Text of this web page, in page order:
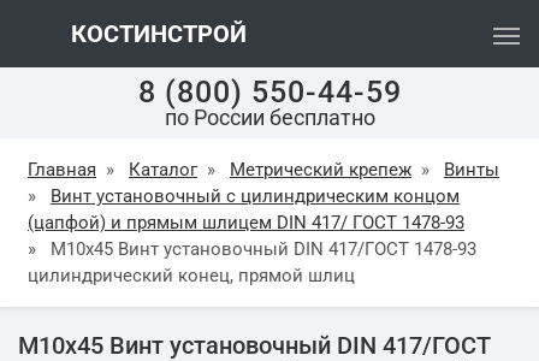
КОСТИНСТРОЙ
8 (800) 550-44-59
по России бесплатно
Главная » Каталог » Метрический крепеж »
Винты
»
Винт установочный с цилиндрическим концом
(цапфой) и прямым шлицем DIN 417/ ГОСТ 1478-93
»
М10х45 Винт установочный DIN 417/ГОСТ 1478-93
цилиндрический конец, прямой шлиц
М10х45 Винт установочный DIN 417/ГОСТ